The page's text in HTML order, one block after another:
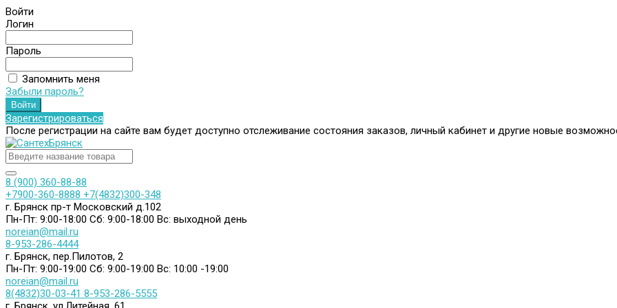
Войти
Логин
Пароль
Запомнить меня
Забыли пароль?
Зарегистрироваться
После регистрации на сайте вам будет доступно отслеживание состояния заказов, личный кабинет и другие новые
8 (900) 360-88-88
+7900-360-8888 +7(4832)300-348
г. Брянск пр-т Московский д.102
Пн-Пт: 9:00-18:00 Сб: 9:00-18:00 Вс: выходной день
noreian@mail.ru
8-953-286-4444
г. Брянск, пер.Пилотов, 2
Пн-Пт: 9:00-19:00 Сб: 9:00-19:00 Вс: 10:00 -19:00
noreian@mail.ru
8(4832)30-03-41 8-953-286-5555